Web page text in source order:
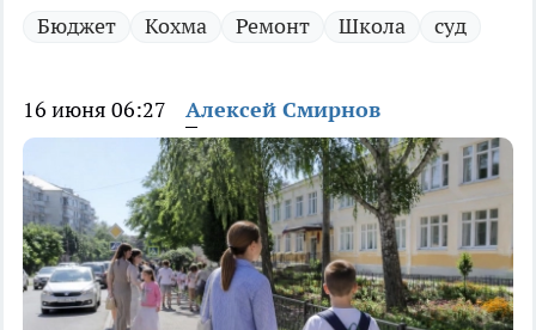
Бюджет Кохма Ремонт Школа суд
16 июня 06:27 Алексей Смирнов